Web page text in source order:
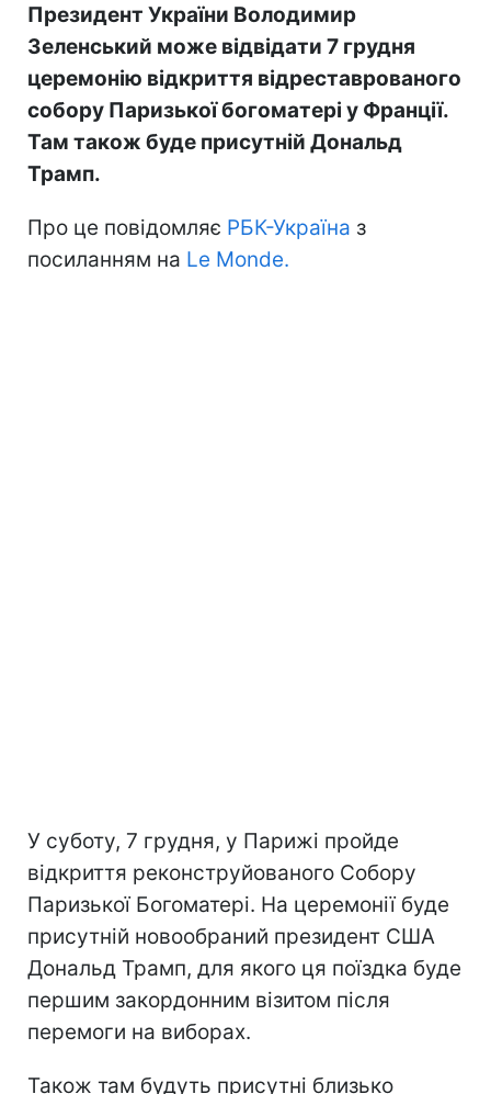
Президент України Володимир
Зеленський може відвідати 7 грудня
церемонію відкриття відреставрованого
собору Паризької богоматері у Франції.
Там також буде присутній Дональд
Трамп.
Про це повідомляє РБК-Україна з
посиланням на Le Monde.
У суботу, 7 грудня, у Парижі пройде
відкриття реконструйованого Собору
Паризької Богоматері. На церемонії буде
присутній новообраний президент США
Дональд Трамп, для якого ця поїздка буде
першим закордонним візитом після
перемоги на виборах.
Також там будуть присутні близько